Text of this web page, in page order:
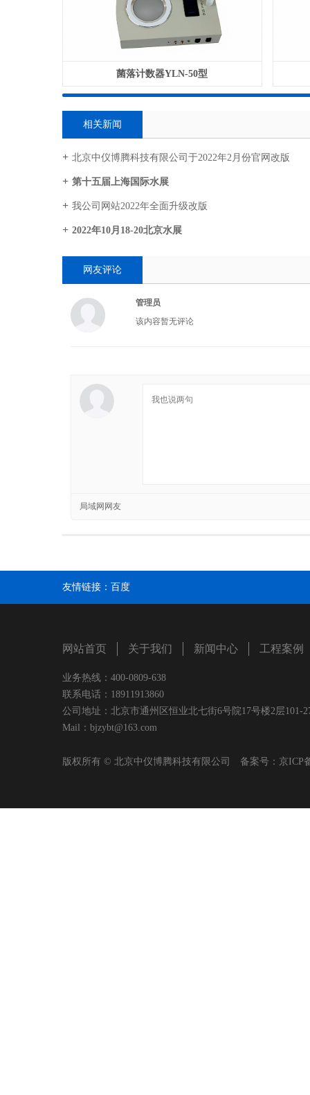
菌落计数器YLN-50型
相关新闻
北京中仪博腾科技有限公司于2022年2月份官网改版
第十五届上海国际水展
我公司网站2022年全面升级改版
2022年10月18-20北京水展
网友评论
管理员
该内容暂无评论
局域网网友
友情链接： 百度
网站首页 关于我们 新闻中心 工程案例
业务热线：400-0809-638
联系电话：18911913860
公司地址：北京市通州区恒业北七街6号院17号楼2层
Mail：bjzybt@163.com
版权所有 © 北京中仪博腾科技有限公司 备案号： 京ICP